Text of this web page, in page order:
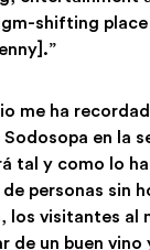
shifting
me ha
en la
tal y como lo
personas sin
los visitantes al
de un buen